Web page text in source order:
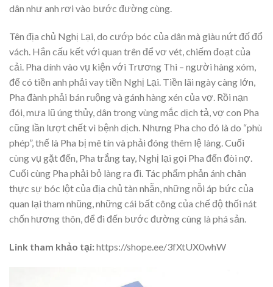
dân như anh rơi vào bước đường cùng.
Tên địa chủ Nghị Lại, do cướp bóc của dân mà giàu nứt đố đổ
vách. Hắn cấu kết với quan trên để vơ vét, chiếm đoạt của
cải. Pha dính vào vụ kiện với Trương Thi – người hàng xóm,
để có tiền anh phải vay tiền Nghị Lại. Tiền lãi ngày càng lớn,
Pha đành phải bán ruộng và gánh hàng xén của vợ. Rồi nạn
đói, mưa lũ úng thủy, dân trong vùng mắc dịch tả, vợ con Pha
cũng lần lượt chết vì bệnh dịch. Nhưng Pha cho đó là do “phù
phép”, thế là Pha bị mê tín và phải đóng thêm lệ làng. Cuối
cùng vụ gặt đến, Pha trắng tay, Nghị lại gọi Pha đến đòi nợ.
Cuối cùng Pha phải bỏ làng ra đi. Tác phẩm phản ánh chân
thực sự bóc lột của địa chủ tàn nhẫn, những nỗi áp bức của
quan lại tham nhũng, những cái bất công của chế độ thối nát
chốn hương thôn, để đi đến bước đường cùng là phá sản.
Link tham khảo tại:https://shope.ee/3fXtUX0whW